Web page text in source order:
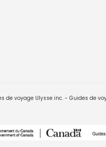
de voyage Ulysse inc. - Guides de